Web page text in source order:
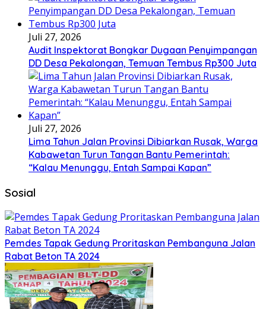
Juli 27, 2026
Audit Inspektorat Bongkar Dugaan Penyimpangan
DD Desa Pekalongan, Temuan Tembus Rp300 Juta
Juli 27, 2026
Lima Tahun Jalan Provinsi Dibiarkan Rusak, Warga
Kabawetan Turun Tangan Bantu Pemerintah:
“Kalau Menunggu, Entah Sampai Kapan”
Sosial
Pemdes Tapak Gedung Proritaskan Pembanguna Jalan
Rabat Beton TA 2024